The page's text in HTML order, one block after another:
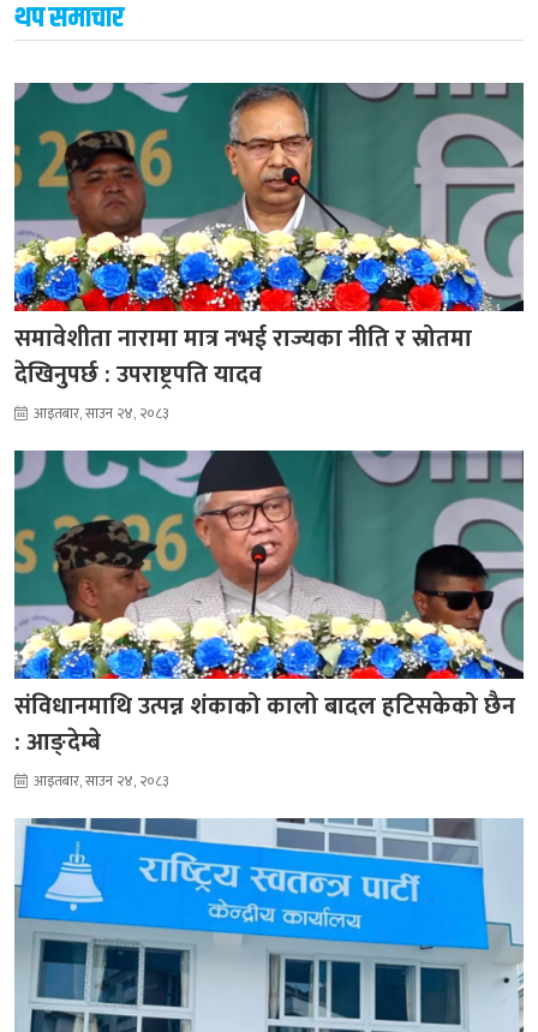
थप समाचार
समावेशीता नारामा मात्र नभई राज्यका नीति र स्रोतमा
देखिनुपर्छ : उपराष्ट्रपति यादव
आइतबार, साउन २४, २०८३
संविधानमाथि उत्पन्न शंकाको कालो बादल हटिसकेको छैन
: आङ्देम्बे
आइतबार, साउन २४, २०८३